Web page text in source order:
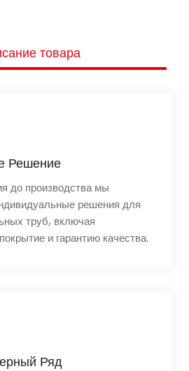
товара
Решение
до производства мы
решения для
труб, включая
и гарантию качества.
Ряд